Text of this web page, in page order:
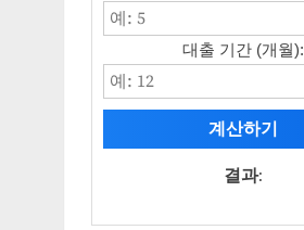
대출 기간 (개월):
계산하기
결과: